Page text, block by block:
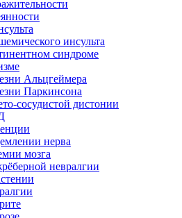
инсульта
синдроме
Альцгеймера
Паркинсона
сосудистой дистонии
нерва
мозга
невралгии